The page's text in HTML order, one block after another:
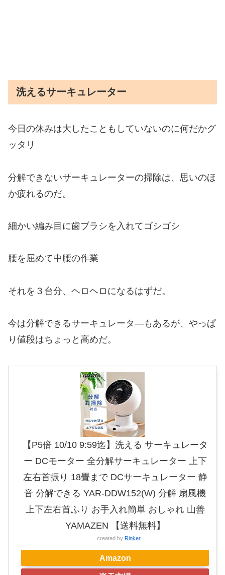
洗えるサーキュレーター
今日の休みは大したこともしていないのに何だかグ
ッタリ
分解できないサーキュレーターの掃除は、思いのほ
か疲れるのだ。
細かい編み目に歯ブラシを入れてゴシゴシ
腰を屈めて中腰の作業
それを３台分、ヘロヘロになるはずだ。
今は分解できるサーキュレータ―もあるが、やっぱ
り値段はちょっと高めだ。
【P5倍 10/10 9:59迄】洗える サーキュレータ
ー DCモーター 全分解サーキュレーター 上下
左右首振り 18畳まで DCサーキュレーター 静
音 分解できる YAR-DDW152(W) 分解 扇風機
上下左右首ふり お手入れ簡単 おしゃれ 山善
YAMAZEN 【送料無料】
created by Rinker
Amazon